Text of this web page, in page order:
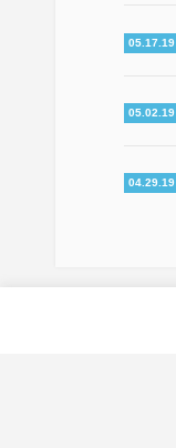
05.17.19
05.02.19
04.29.19